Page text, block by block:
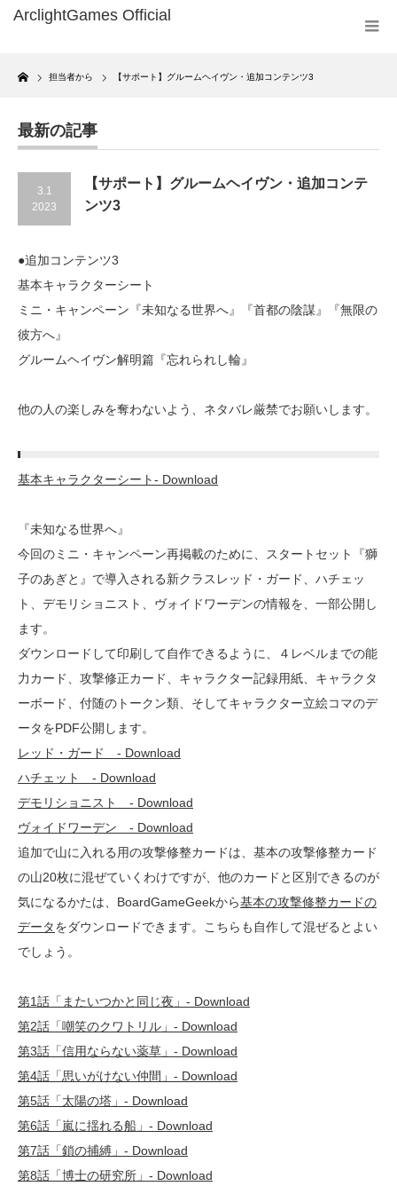
Home
担当者から 【サポート】グルームヘイヴン・追加コンテンツ3
最新の記事
3.1
2023
【サポート】グルームヘイヴン・追加コンテ
ンツ3
●追加コンテンツ3
基本キャラクターシート
ミニ・キャンペーン『未知なる世界へ』『首都の陰謀』『無限の
彼方へ』
グルームヘイヴン解明篇『忘れられし輪』
他の人の楽しみを奪わないよう、ネタバレ厳禁でお願いします。
基本キャラクターシート- Download
『未知なる世界へ』
今回のミニ・キャンペーン再掲載のために、スタートセット『獅
子のあぎと』で導入される新クラスレッド・ガード、ハチェッ
ト、デモリショニスト、ヴォイドワーデンの情報を、一部公開し
ます。
ダウンロードして印刷して自作できるように、４レベルまでの能
力カード、攻撃修正カード、キャラクター記録用紙、キャラクタ
ーボード、付随のトークン類、そしてキャラクター立絵コマのデ
ータをPDF公開します。
レッド・ガード - Download
ハチェット - Download
デモリショニスト - Download
ヴォイドワーデン - Download
追加で山に入れる用の攻撃修整カードは、基本の攻撃修整カード
の山20枚に混ぜていくわけですが、他のカードと区別できるのが
気になるかたは、BoardGameGeekから基本の攻撃修整カードの
データをダウンロードできます。こちらも自作して混ぜるとよい
でしょう。
第1話「またいつかと同じ夜」- Download
第2話「嘲笑のクワトリル」- Download
第3話「信用ならない薬草」- Download
第4話「思いがけない仲間」- Download
第5話「太陽の塔」- Download
第6話「嵐に揺れる船」- Download
第7話「鎖の捕縛」- Download
第8話「博士の研究所」- Download